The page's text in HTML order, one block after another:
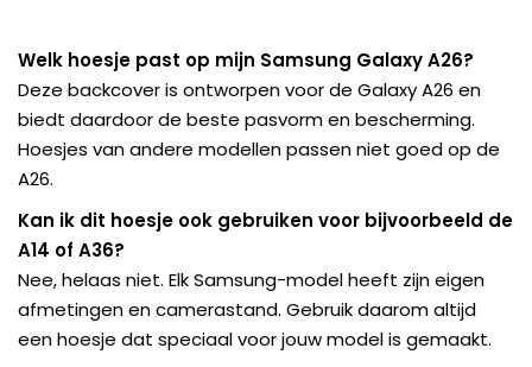
Welk hoesje past op mijn Samsung Galaxy A26?
Deze backcover is ontworpen voor de Galaxy A26 en
biedt daardoor de beste pasvorm en bescherming.
Hoesjes van andere modellen passen niet goed op de
A26.
Kan ik dit hoesje ook gebruiken voor bijvoorbeeld de
A14 of A36?
Nee, helaas niet. Elk Samsung-model heeft zijn eigen
afmetingen en camerastand. Gebruik daarom altijd
een hoesje dat speciaal voor jouw model is gemaakt.